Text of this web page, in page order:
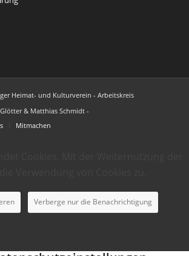
Heimat- und Kulturverein - Arbeitskreis
& Matthias Schmidt -
Mitmachen
Verberge nur die Benachrichtigung